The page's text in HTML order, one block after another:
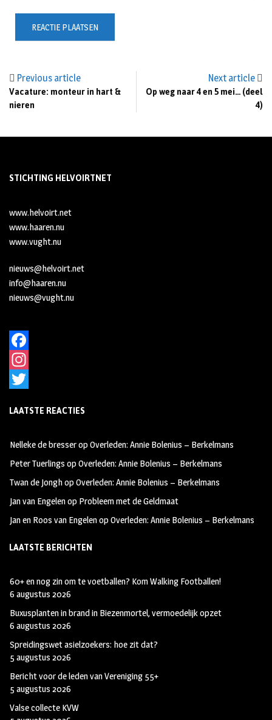
Previous article
Vacature: monteur in hart &
nieren
Next article
Op weg naar 4 en 5 mei… (deel
4)
STICHTING HELVOIRTNET
www.helvoirt.net
www.haaren.nu
www.vught.nu
nieuws@helvoirt.net
info@haaren.nu
nieuws@vught.nu
F
a
kr
a
e
r
LAATSTE REACTIES
Nelleke de bresseropOverleden: Annie Bolenius – Berkelmans
Peter Tuerlings opOverleden: Annie Bolenius – Berkelmans
Twan de JonghopOverleden: Annie Bolenius – Berkelmans
Jan van Engelenop Probleem met de Geldmaat
Jan en Roos van EngelenopOverleden: Annie Bolenius – Berkelmans
LAATSTE BERICHTEN
60+ en nog zin om te voetballen? Kom Walking Footballen!
6 augustus 2026
Buxusplanten in brand in Biezenmortel, vermoedelijk opzet
6 augustus 2026
Spreidingswet asielzoekers: hoe zit dat?
5 augustus 2026
Bericht voor de leden van Vereniging 55+
5 augustus 2026
Valse collecte KVW